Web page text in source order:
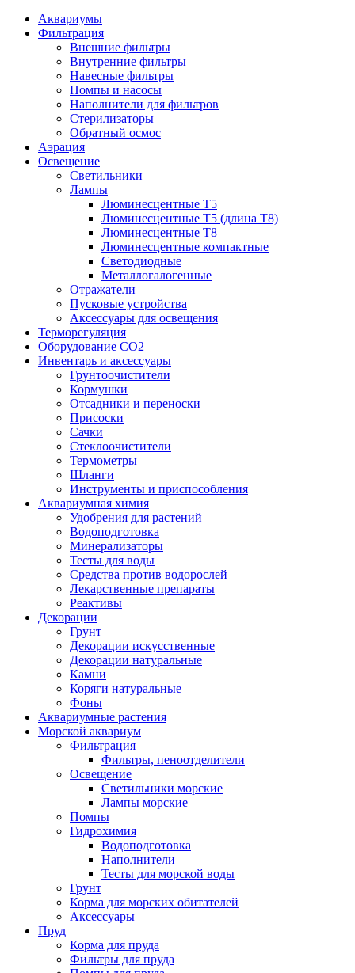
Аквариумы
Фильтрация
Внешние фильтры
Внутренние фильтры
Навесные фильтры
Помпы и насосы
Наполнители для фильтров
Стерилизаторы
Обратный осмос
Аэрация
Освещение
Светильники
Лампы
Люминесцентные T5
Люминесцентные T5 (длина T8)
Люминесцентные T8
Люминесцентные компактные
Светодиодные
Металлогалогенные
Отражатели
Пусковые устройства
Аксессуары для освещения
Терморегуляция
Оборудование CO2
Инвентарь и аксессуары
Грунтоочистители
Кормушки
Отсадники и переноски
Присоски
Сачки
Стеклоочистители
Термометры
Шланги
Инструменты и приспособления
Аквариумная химия
Удобрения для растений
Водоподготовка
Минерализаторы
Тесты для воды
Средства против водорослей
Лекарственные препараты
Реактивы
Декорации
Грунт
Декорации искусственные
Декорации натуральные
Камни
Коряги натуральные
Фоны
Аквариумные растения
Морской аквариум
Фильтрация
Фильтры, пеноотделители
Освещение
Светильники морские
Лампы морские
Помпы
Гидрохимия
Водоподготовка
Наполнители
Тесты для морской воды
Грунт
Корма для морских обитателей
Аксессуары
Пруд
Корма для пруда
Фильтры для пруда